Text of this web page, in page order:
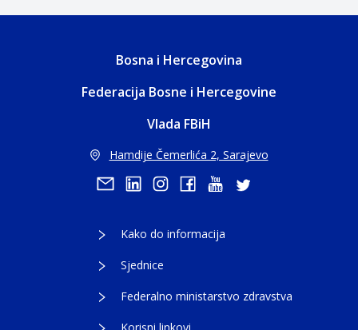
Bosna i Hercegovina
Federacija Bosne i Hercegovine
Vlada FBiH
Hamdije Čemerlića 2, Sarajevo
Kako do informacija
Sjednice
Federalno ministarstvo zdravstva